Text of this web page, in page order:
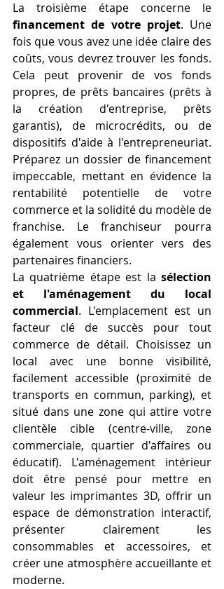
financement de votre projet. Une
fois que vous avez une idée claire des
coûts, vous devrez trouver les fonds.
Cela peut provenir de vos fonds
propres, de prêts bancaires (prêts à
la création d'entreprise, prêts
garantis), de microcrédits, ou de
dispositifs d'aide à l'entrepreneuriat.
Préparez un dossier de financement
impeccable, mettant en évidence la
rentabilité potentielle de votre
commerce et la solidité du modèle de
franchise. Le franchiseur pourra
également vous orienter vers des
partenaires financiers.
La quatrième étape est la sélection
et l'aménagement du local
commercial. L'emplacement est un
facteur clé de succès pour tout
commerce de détail. Choisissez un
local avec une bonne visibilité,
facilement accessible (proximité de
transports en commun, parking), et
situé dans une zone qui attire votre
clientèle cible (centre-ville, zone
commerciale, quartier d'affaires ou
éducatif). L'aménagement intérieur
doit être pensé pour mettre en
valeur les imprimantes 3D, offrir un
espace de démonstration interactif,
présenter clairement les
consommables et accessoires, et
créer une atmosphère accueillante et
moderne.